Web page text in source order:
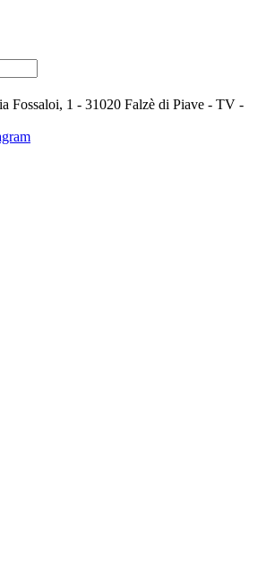
Fossaloi, 1 - 31020 Falzè di Piave - TV -